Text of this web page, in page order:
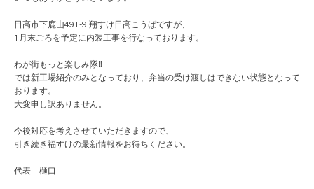
日高市下鹿山491-9 翔すけ日高こうばですが、
1月末ごろを予定に内装工事を行なっております。
わが街もっと楽しみ隊‼️
では新工場紹介のみとなっており、弁当の受け渡しはできない状態となって
おります。
大変申し訳ありません。
今後対応を考えさせていただきますので、
引き続き福すけの最新情報をお待ちください。
代表 樋口